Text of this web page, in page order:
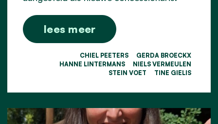
lees meer
CHIEL PEETERS
GERDA BROECKX
HANNE LINTERMANS
NIELS VERMEULEN
STEIN VOET
TINE GIELIS